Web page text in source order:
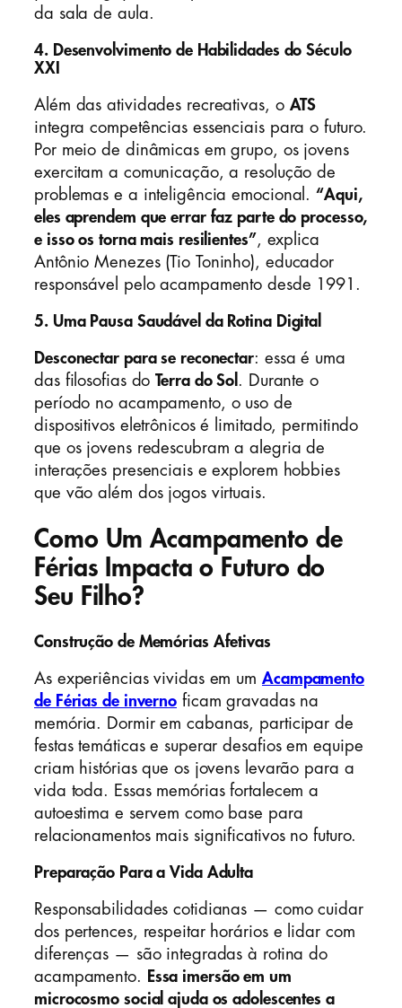
da sala de aula.
4. Desenvolvimento de Habilidades do Século
XXI
Além das atividades recreativas, o ATS
integra competências essenciais para o futuro.
Por meio de dinâmicas em grupo, os jovens
exercitam a comunicação, a resolução de
problemas e a inteligência emocional.“Aqui,
eles aprendem que errar faz parte do processo,
e isso os torna mais resilientes”, explica
Antônio Menezes (Tio Toninho), educador
responsável pelo acampamento desde 1991.
5. Uma Pausa Saudável da Rotina Digital
Desconectar para se reconectar: essa é uma
das filosofias doTerra do Sol . Durante o
período no acampamento, o uso de
dispositivos eletrônicos é limitado, permitindo
que os jovens redescubram a alegria de
interações presenciais e explorem hobbies
que vão além dos jogos virtuais.
Como Um Acampamento de
Férias Impacta o Futuro do
Seu Filho?
Construção de Memórias Afetivas
As experiências vividas em um Acampamento
de Férias de inverno ficam gravadas na
memória. Dormir em cabanas, participar de
festas temáticas e superar desafios em equipe
criam histórias que os jovens levarão para a
vida toda. Essas memórias fortalecem a
autoestima e servem como base para
relacionamentos mais significativos no futuro.
Preparação Para a Vida Adulta
Responsabilidades cotidianas — como cuidar
dos pertences, respeitar horários e lidar com
diferenças — são integradas à rotina do
acampamento.
Essa imersão em um
microcosmo social ajuda os adolescentes a